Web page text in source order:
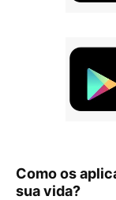
Como os
sua vida?